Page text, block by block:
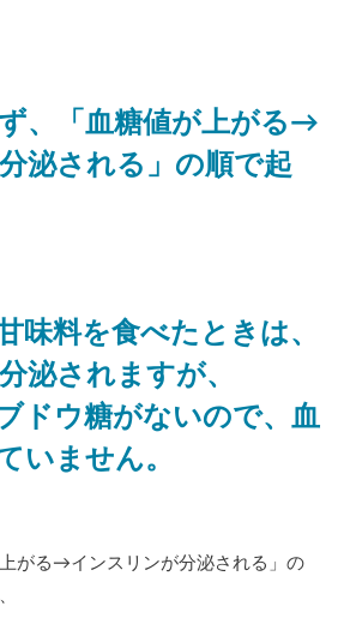
、「血糖値が上がる→
泌される」の順で起
味料を食べたときは、
泌されますが、
ドウ糖がないので、血
いません。
がる→インスリンが分泌される」の